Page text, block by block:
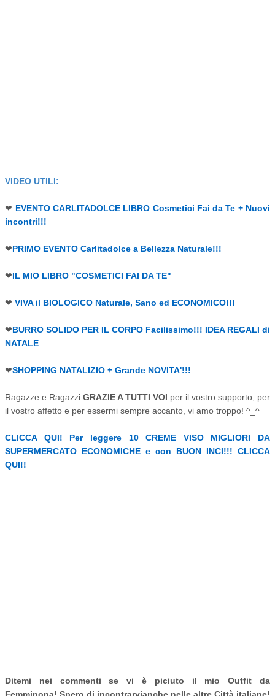
VIDEO UTILI:
❤ EVENTO CARLITADOLCE LIBRO Cosmetici Fai da Te + Nuovi
incontri!!!
❤PRIMO EVENTO Carlitadolce a Bellezza Naturale!!!
❤IL MIO LIBRO "COSMETICI FAI DA TE"
❤ VIVA il BIOLOGICO Naturale, Sano ed ECONOMICO!!!
❤BURRO SOLIDO PER IL CORPO Facilissimo!!! IDEA REGALI di
NATALE
❤SHOPPING NATALIZIO + Grande NOVITA'!!!
Ragazze e Ragazzi GRAZIE A TUTTI VOI per il vostro supporto, per
il vostro affetto e per essermi sempre accanto, vi amo troppo! ^_^
CLICCA QUI! Per leggere 10 CREME VISO MIGLIORI DA
SUPERMERCATO ECONOMICHE e con BUON INCI!!! CLICCA
QUI!!
Ditemi nei commenti se vi è piciuto il mio Outfit da